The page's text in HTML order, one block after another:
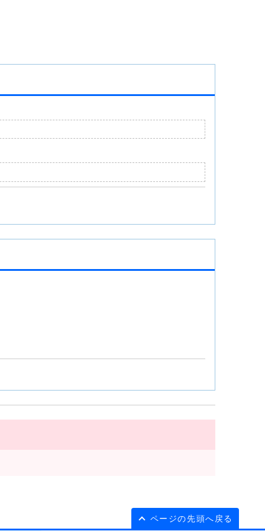
ページの先頭へ戻る